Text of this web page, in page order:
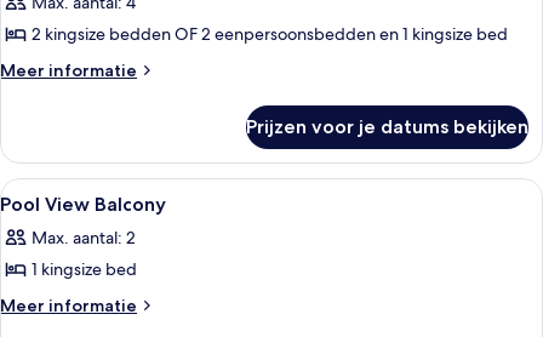
voor
Family
Supreme
2 kingsize bedden OF 2 eenpersoonsbedden en 1 kingsize bed
Meer informatie
Meer
Supreme
Prijzen voor je datums bekijken
Alle
foto's
voor
Pool
View
Een hotelkamer met een houten
12
Pool View Balcony
Max. aantal: 2
1 kingsize bed
Meer informatie
Meer